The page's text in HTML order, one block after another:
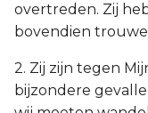
overtreden. Zij
bovendien
2. Zij zijn tegen
bijzondere